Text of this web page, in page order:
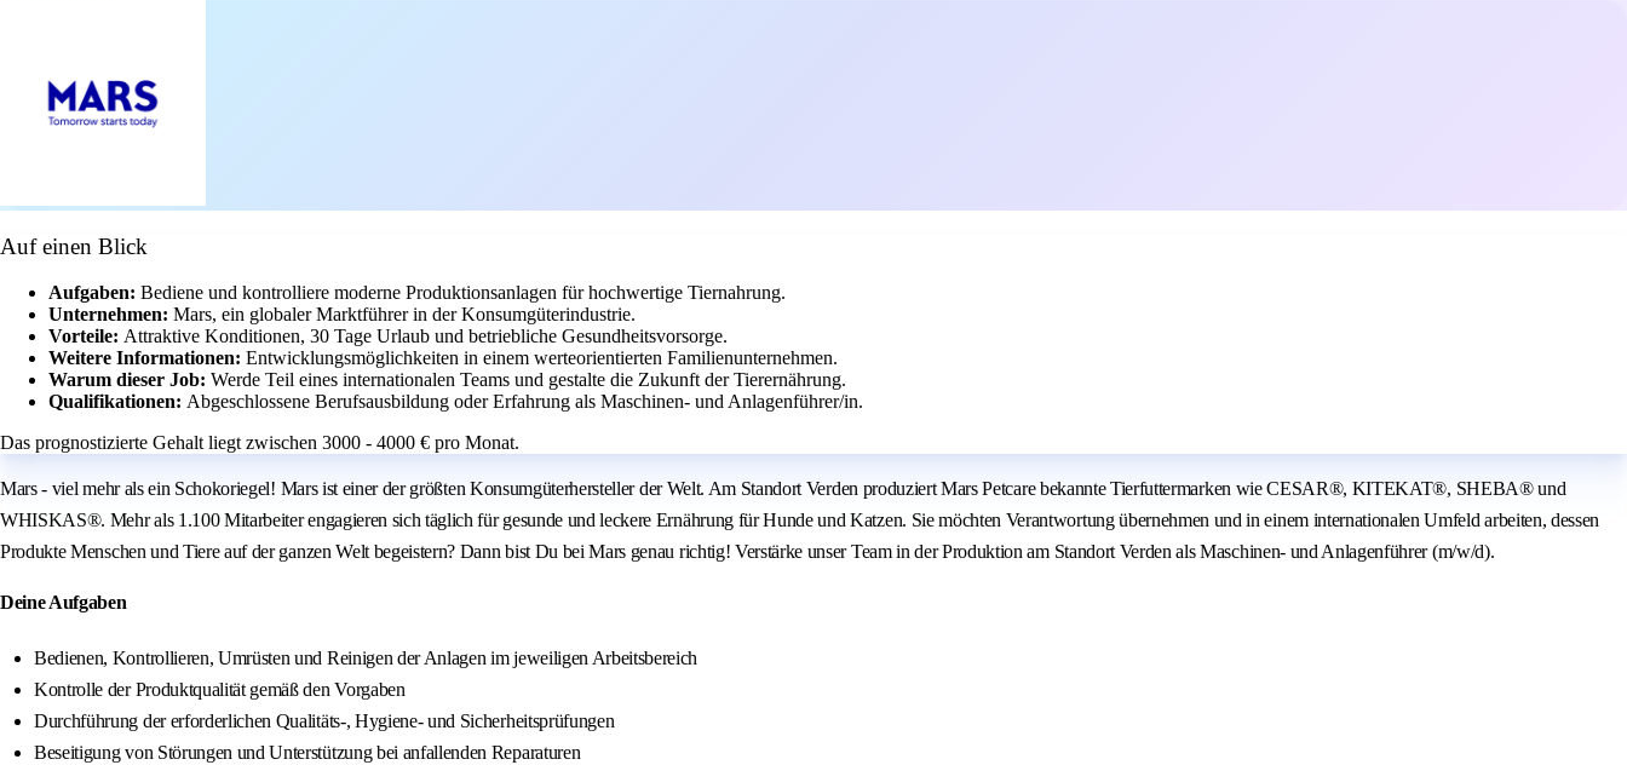
Auf einen Blick
Aufgaben: Bediene und kontrolliere moderne Produktionsanlagen für hochwertige Tiernahrung.
Unternehmen: Mars, ein globaler Marktführer in der Konsumgüterindustrie.
Vorteile: Attraktive Konditionen, 30 Tage Urlaub und betriebliche Gesundheitsvorsorge.
Weitere Informationen: Entwicklungsmöglichkeiten in einem werteorientierten Familienunternehmen.
Warum dieser Job: Werde Teil eines internationalen Teams und gestalte die Zukunft der Tierernährung.
Qualifikationen: Abgeschlossene Berufsausbildung oder Erfahrung als Maschinen- und Anlagenführer/in.
Das prognostizierte Gehalt liegt zwischen 3000 - 4000 € pro Monat.
Mars - viel mehr als ein Schokoriegel! Mars ist einer der größten Konsumgüterhersteller der Welt. Am Standort Verden produziert Mars Petcare bekannte Tierfuttermarken wie CESAR®, KITEKAT®, SHEBA® und
WHISKAS®. Mehr als 1.100 Mitarbeiter engagieren sich täglich für gesunde und leckere Ernährung für Hunde und Katzen. Sie möchten Verantwortung übernehmen und in einem internationalen Umfeld arbeiten, dessen
Produkte Menschen und Tiere auf der ganzen Welt begeistern? Dann bist Du bei Mars genau richtig! Verstärke unser Team in der Produktion am Standort Verden als Maschinen- und Anlagenführer (m/w/d).
Deine Aufgaben
Bedienen, Kontrollieren, Umrüsten und Reinigen der Anlagen im jeweiligen Arbeitsbereich
Kontrolle der Produktqualität gemäß den Vorgaben
Durchführung der erforderlichen Qualitäts-, Hygiene- und Sicherheitsprüfungen
Beseitigung von Störungen und Unterstützung bei anfallenden Reparaturen